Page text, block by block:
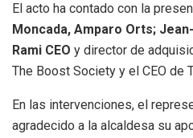
El acto ha contado con la
Moncada, Amparo Orts;
Rami CEO y director de
The Boost Society y el CEO de
En las intervenciones, el
agradecido a la alcaldesa su